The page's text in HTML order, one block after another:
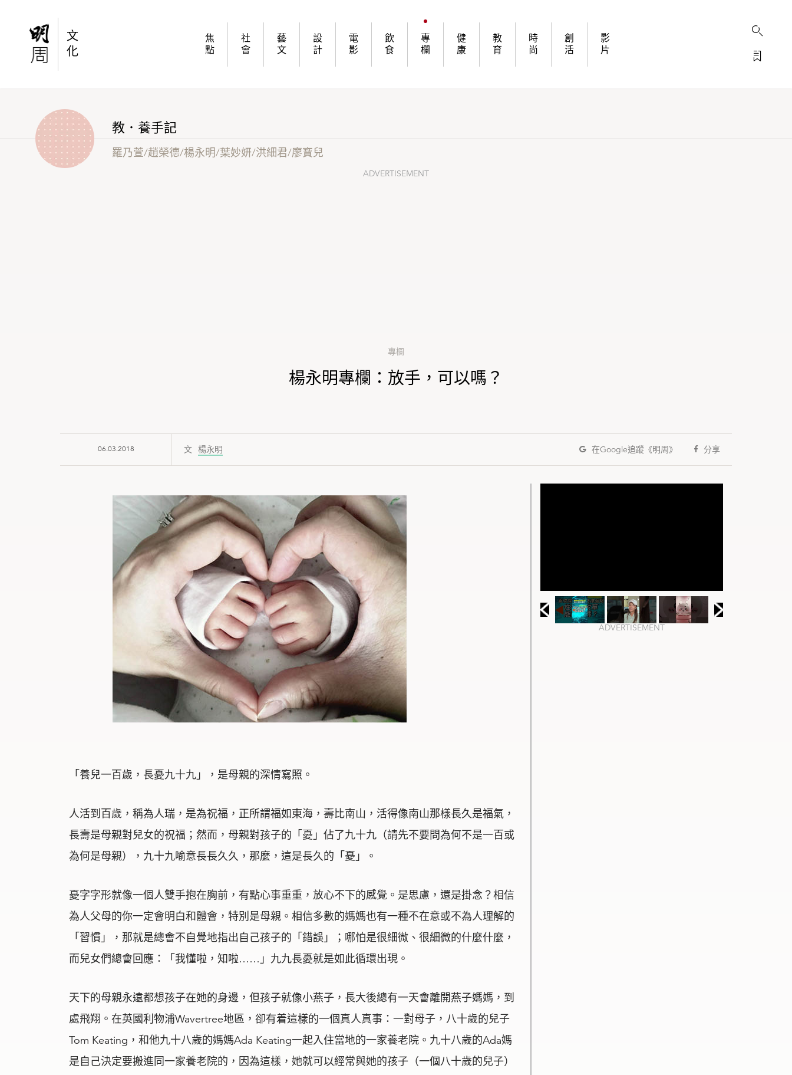
文
化
焦
點
社
會
藝
文
設
計
電
影
飲
食
專
欄
健
康
教
育
時
尚
創
活
影
片
教．養手記
羅乃萱/趙榮德/楊永明/葉妙妍/洪細君/廖寶兒
ADVERTISEMENT
專欄
楊永明專欄：放手，可以嗎？
06.03.2018 楊永明 在Google追蹤《明周》 分享
「養兒一百歲，長憂九十九」，是母親的深情寫照。
人活到百歲，稱為人瑞，是為祝福，正所謂福如東海，壽比南山，活得像南山那樣長久是福氣，
長壽是母親對兒女的祝福；然而，母親對孩子的「憂」佔了九十九（請先不要問為何不是一百或
為何是母親），九十九喻意長長久久，那麼，這是長久的「憂」。
憂字字形就像一個人雙手抱在胸前，有點心事重重，放心不下的感覺。是思慮，還是掛念？相信
為人父母的你一定會明白和體會，特別是母親。相信多數的媽媽也有一種不在意或不為人理解的
「習慣」，那就是總會不自覺地指出自己孩子的「錯誤」；哪怕是很細微、很細微的什麼什麼，
而兒女們總會回應：「我懂啦，知啦……」九九長憂就是如此循環出現。
天下的母親永遠都想孩子在她的身邊，但孩子就像小燕子，長大後總有一天會離開燕子媽媽，到
處飛翔。在英國利物浦Wavertree地區，卻有着這樣的一個真人真事：一對母子，八十歲的兒子
Tom Keating，和他九十八歲的媽媽Ada Keating一起入住當地的一家養老院。九十八歲的Ada媽
是自己決定要搬進同一家養老院的，因為這樣，她就可以經常與她的孩子（一個八十歲的兒子）
ADVERTISEMENT